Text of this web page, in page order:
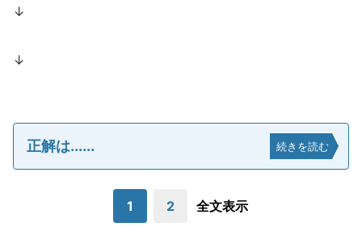
↓
↓
正解は...... 続きを読む
1 2 全文表示